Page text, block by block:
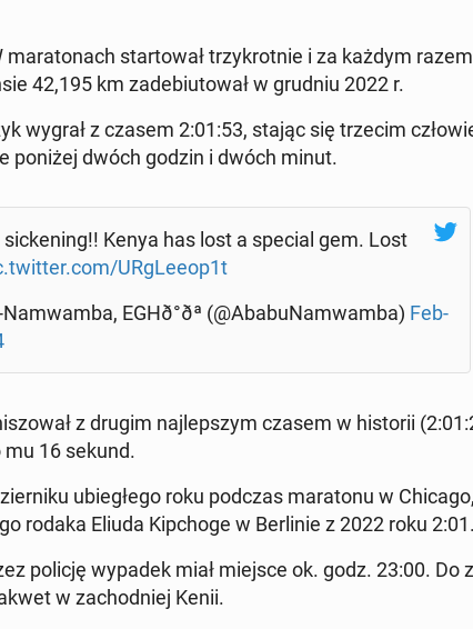
mara­tonach star­tował trzykrot­nie i za każdym
42,195 km zade­bi­u­tował w grudniu 2022 r.
wygrał z czasem 2:01:53, stając się trzecim
poniżej dwóch godzin i dwóch minut.
Kenya has lost a special gem. Lost
UR­gLeeop1t
EGHð°ðª (@AbabuNamwam­ba) Feb­
z drugim na­jlep­szym czasem w his­torii
mu 16 sekund.
ubiegłego roku podczas mara­tonu w
rodaka Eliuda Kip­choge w Berlin­ie z 2022 roku
policję wypadek miał miejsce ok. godz. 23:00. Do
w za­chod­niej Kenii.